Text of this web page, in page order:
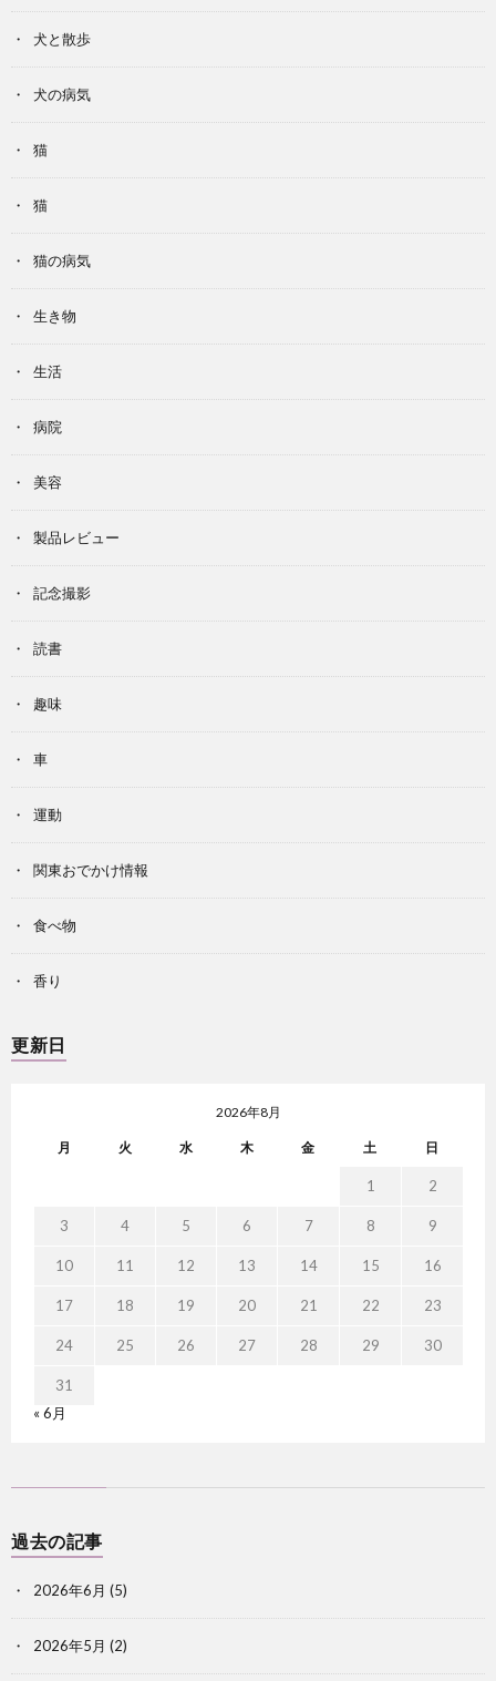
犬と散歩
犬の病気
猫
猫
猫の病気
生き物
生活
病院
美容
製品レビュー
記念撮影
読書
趣味
車
運動
関東おでかけ情報
食べ物
香り
更新日
2026年8月
月 火 水 木 金 土 日
1 2
3 4 5 6 7 8 9
10 11 12 13 14 15 16
17 18 19 20 21 22 23
24 25 26 27 28 29 30
31
« 6月
過去の記事
2026年6月 (5)
2026年5月 (2)